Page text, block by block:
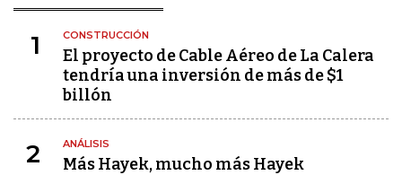
1 CONSTRUCCIÓN
El proyecto de Cable Aéreo de La Calera
tendría una inversión de más de $1
billón
2 ANÁLISIS
Más Hayek, mucho más Hayek